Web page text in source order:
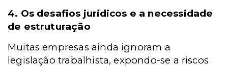
4. Os desafios jurídicos e a necessidade
de estruturação
Muitas empresas ainda ignoram a
legislação trabalhista, expondo-se a riscos